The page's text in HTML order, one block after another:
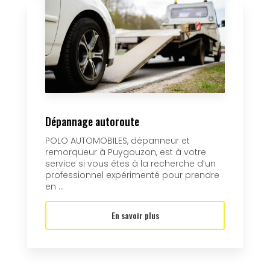
Dépannage autoroute
POLO AUTOMOBILES, dépanneur et
remorqueur à Puygouzon, est à votre
service si vous êtes à la recherche d’un
professionnel expérimenté pour prendre
en ...
En savoir plus